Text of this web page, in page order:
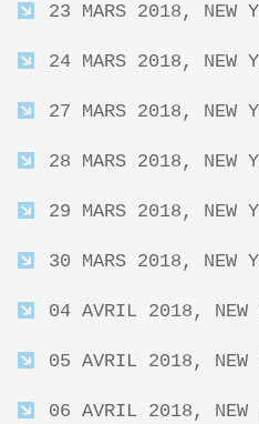
23 MARS 2018, NEW
24 MARS 2018, NEW
27 MARS 2018, NEW
28 MARS 2018, NEW
29 MARS 2018, NEW
30 MARS 2018, NEW
04 AVRIL 2018, NEW
05 AVRIL 2018, NEW
06 AVRIL 2018, NEW